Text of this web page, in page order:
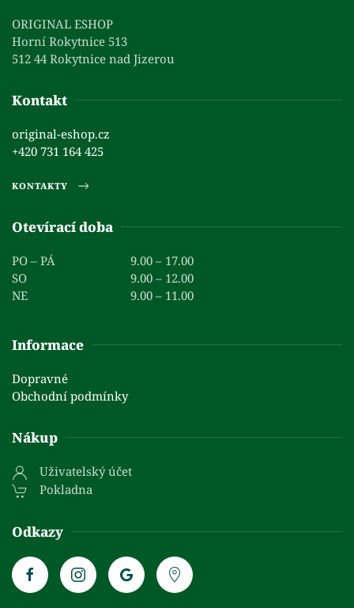
ORIGINAL ESHOP
Horní Rokytnice 513
512 44 Rokytnice nad Jizerou
Kontakt
original-eshop.cz
+420 731 164 425
KONTAKTY
Otevírací doba
PO – PÁ
9.00 – 17.00
SO
9.00 – 12.00
NE
9.00 – 11.00
Informace
Dopravné
Obchodní podmínky
Nákup
Uživatelský účet
Pokladna
Odkazy